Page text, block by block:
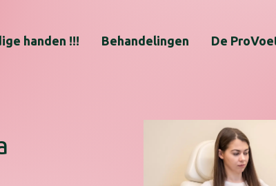
handen !!! Behandelingen De